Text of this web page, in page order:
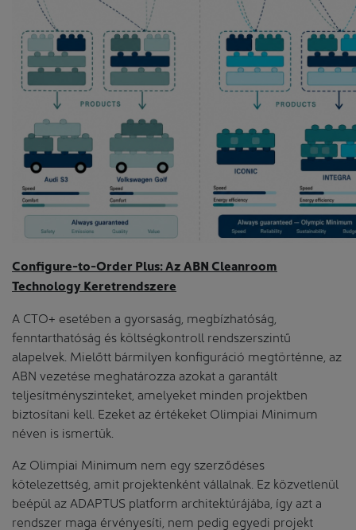
Configure-to-Order Plus: Az ABN Cleanroom
Technology Keretrendszere
A CTO+ esetében a gyorsaság, megbízhatóság,
fenntarthatóság és költségkontroll rendszerszintű
alapelvek. Mielőtt bármilyen konfiguráció megtörténne, az
ABN vezetése meghatározza azokat a garantált
teljesítményszinteket, amelyeket minden projektben
biztosítani kell. Ezeket az értékeket Olimpiai Minimum
néven is ismertük.
Az Olimpiai Minimum nem egy szerződéses
kötelezettség, amit projektenként vállalnak. Ez közvetlenül
beépül az ADAPTUS platform architektúrájába, így azt a
rendszer maga érvényesíti, nem pedig egyedi projekt